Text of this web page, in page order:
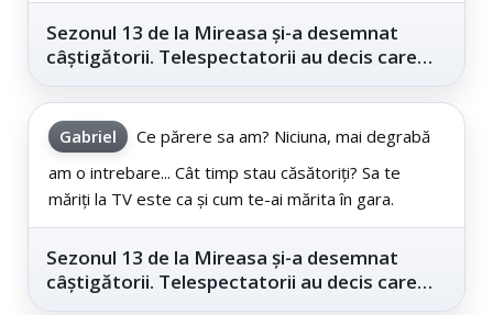
Sezonul 13 de la Mireasa și-a desemnat
câștigătorii. Telespectatorii au decis care
Gabriel
Ce părere sa am? Niciuna, mai degrabă
am o intrebare... Cât timp stau căsătoriți? Sa te
măriți la TV este ca și cum te-ai mărita în gara.
Sezonul 13 de la Mireasa și-a desemnat
câștigătorii. Telespectatorii au decis care